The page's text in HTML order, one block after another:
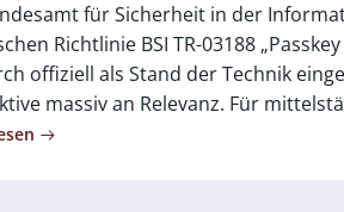
für Sicherheit in der
Richtlinie BSI TR-03188
offiziell als Stand der Technik
massiv an Relevanz. Für